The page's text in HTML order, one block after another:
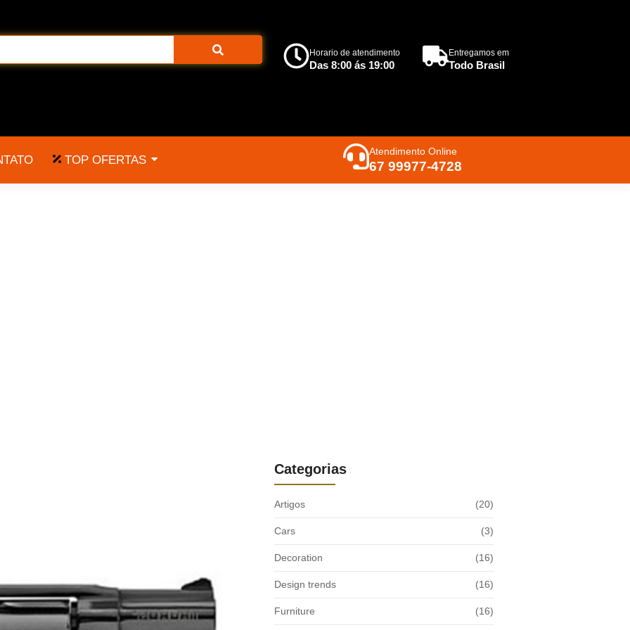
Horario de atendimento
Das 8:00 ás 19:00
Entregamos em
Todo Brasil
TOP OFERTAS
Atendimento Online
67 99977-4728
Categorias
Artigos (20)
Cars (3)
Decoration (16)
Design trends (16)
Furniture (16)